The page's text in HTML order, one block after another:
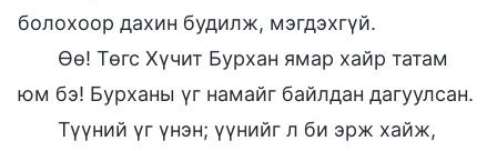
болохоор дахин будилж, мэгдэхгүй.
Өө! Төгс Хүчит Бурхан ямар хайр татам
юм бэ! Бурханы үг намайг байлдан дагуулсан.
Түүний үг үнэн; үүнийг л би эрж хайж,